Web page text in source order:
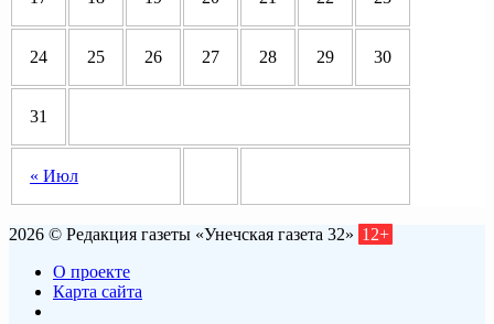
« Июл
24 25 26 27 28 29 30
31
2026 © Редакция газеты «Унечская газета 32» 12+
О проекте
Карта сайта